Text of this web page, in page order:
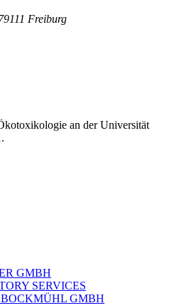
Freiburg
an der Universität
GMBH
SERVICES
GMBH